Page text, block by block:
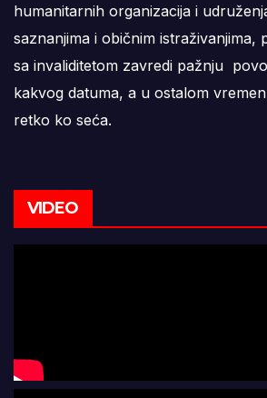
humanitarnih organizacija i
saznanjima i običnim istraživanjima,
sa invaliditetom zavredi pažnju
kakvog datuma, a u ostalom
retko ko seća.
VIDEO